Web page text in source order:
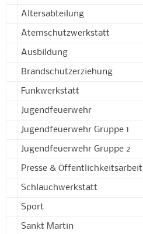
Altersabteilung
Atemschutzwerkstatt
Ausbildung
Brandschutzerziehung
Funkwerkstatt
Jugendfeuerwehr
Jugendfeuerwehr Gruppe 1
Jugendfeuerwehr Gruppe 2
Presse & Öffentlichkeitsarbeit
Schlauchwerkstatt
Sport
Sankt Martin